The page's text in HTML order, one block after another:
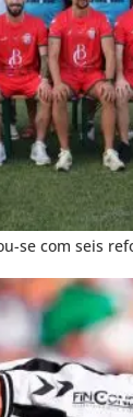
se com seis